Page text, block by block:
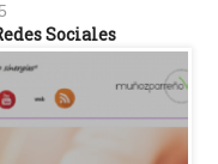
Sociales